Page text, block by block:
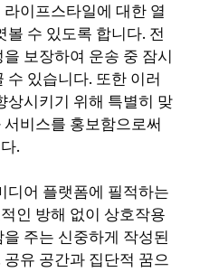
이프스타일에 대한 열
볼 수 있도록 합니다. 전
보장하여 운송 중 잠시
수 있습니다. 또한 이러
상시키기 위해 특별히 맞
비스를 홍보함으로써
.
디어 플랫폼에 필적하는
인 방해 없이 상호작용
주는 신중하게 작성된
유 공간과 집단적 꿈으